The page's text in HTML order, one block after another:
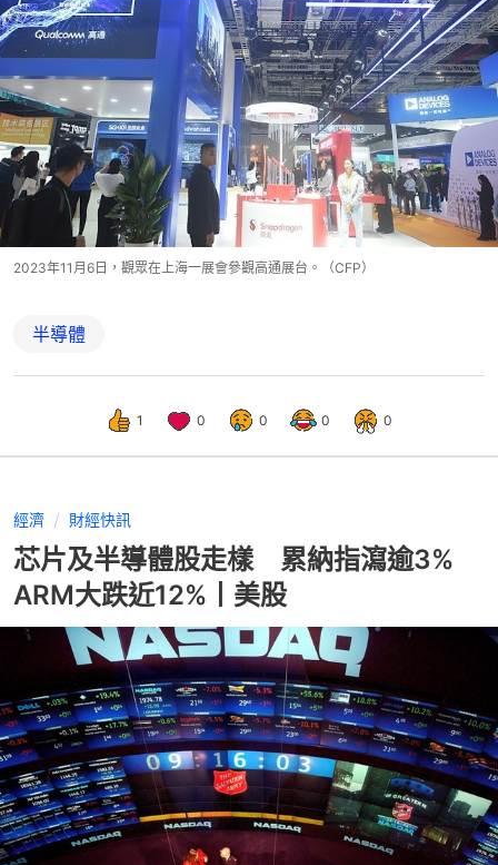
2023年11月6日，觀眾在上海一展會參觀高通展台。（CFP）
半導體
1 0 0 0 0
經濟 財經快訊
芯片及半導體股走樣 累納指瀉逾3%
ARM大跌近12%丨美股